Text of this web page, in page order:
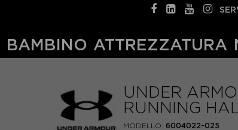
BAMBINO ATTREZZATURA
UNDER
RUNNING
MODELLO: 6004022-025